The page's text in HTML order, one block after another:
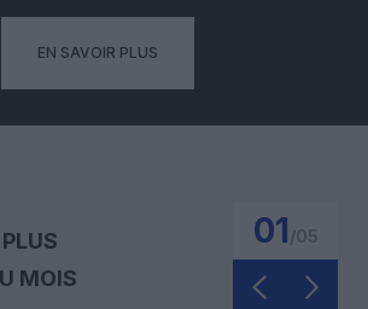
EN SAVOIR PLUS
MOIS
01